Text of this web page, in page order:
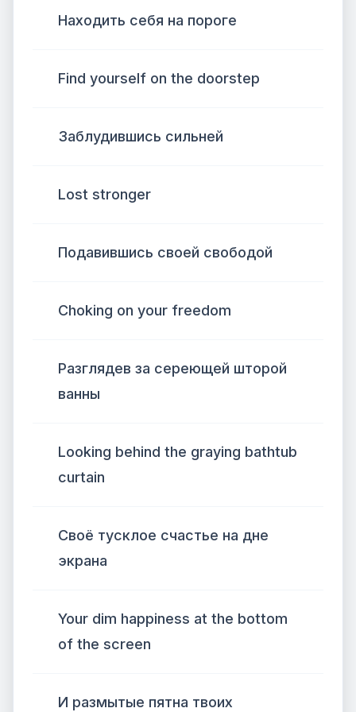
Находить себя на пороге
Find yourself on the doorstep
Заблудившись сильней
Lost stronger
Подавившись своей свободой
Choking on your freedom
Разглядев за сереющей шторой
ванны
Looking behind the graying bathtub
curtain
Своё тусклое счастье на дне
экрана
Your dim happiness at the bottom
of the screen
И размытые пятна твоих